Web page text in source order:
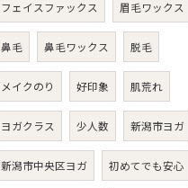
フェイスファックス 眉毛ワックス
鼻毛 鼻毛ワックス 脱毛
メイクのり 好印象 肌荒れ
ヨガクラス 少人数 新潟市ヨガ
新潟市中央区ヨガ 初めてでも安心